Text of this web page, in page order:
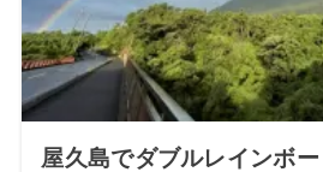
屋久島でダブルレインボ